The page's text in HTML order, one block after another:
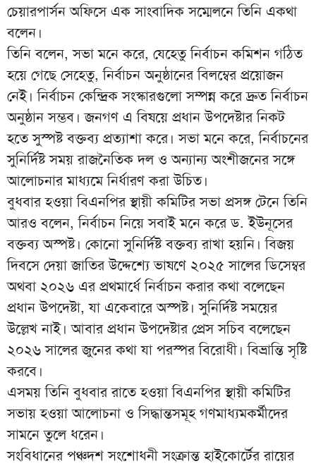
চেয়ারপার্সন অফিসে এক সাংবাদিক সম্মেলনে তিনি একথা
বলেন।
তিনি বলেন, সভা মনে করে, যেহেতু নির্বাচন কমিশন গঠিত
হয়ে গেছে সেহেতু, নির্বাচন অনুষ্ঠানের বিলম্বের প্রয়োজন
নেই। নির্বাচন কেন্দ্রিক সংস্কারগুলো সম্পন্ন করে দ্রুত নির্বাচন
অনুষ্ঠান সম্ভব। জনগণ এ বিষয়ে প্রধান উপদেষ্টার নিকট
হতে সুস্পষ্ট বক্তব্য প্রত্যাশা করে। সভা মনে করে, নির্বাচনের
সুনির্দিষ্ট সময় রাজনৈতিক দল ও অন্যান্য অংশীজনের সঙ্গে
আলোচনার মাধ্যমে নির্ধারণ করা উচিত।
বুধবার হওয়া বিএনপির স্থায়ী কমিটির সভা প্রসঙ্গ টেনে তিনি
আরও বলেন, নির্বাচন নিয়ে সবাই মনে করে ড. ইউনূসের
বক্তব্য অস্পষ্ট। কোনো সুনির্দিষ্ট বক্তব্য রাখা হয়নি। বিজয়
দিবসে দেয়া জাতির উদ্দেশ্যে ভাষণে ২০২৫ সালের ডিসেম্বর
অথবা ২০২৬ এর প্রথমার্ধে নির্বাচন করার কথা বলেছেন
প্রধান উপদেষ্টা, যা একেবারে অস্পষ্ট। সুনির্দিষ্ট সময়ের
উল্লেখ নাই। আবার প্রধান উপদেষ্টার প্রেস সচিব বলেছেন
২০২৬ সালের জুনের কথা যা পরস্পর বিরোধী। বিভ্রান্তি সৃষ্টি
করবে।
এসময় তিনি বুধবার রাতে হওয়া বিএনপির স্থায়ী কমিটির
সভায় হওয়া আলোচনা ও সিদ্ধান্তসমূহ গণমাধ্যমকর্মীদের
সামনে তুলে ধরেন।
সংবিধানের পঞ্চদশ সংশোধনী সংক্রান্ত হাইকোর্টের রায়ের